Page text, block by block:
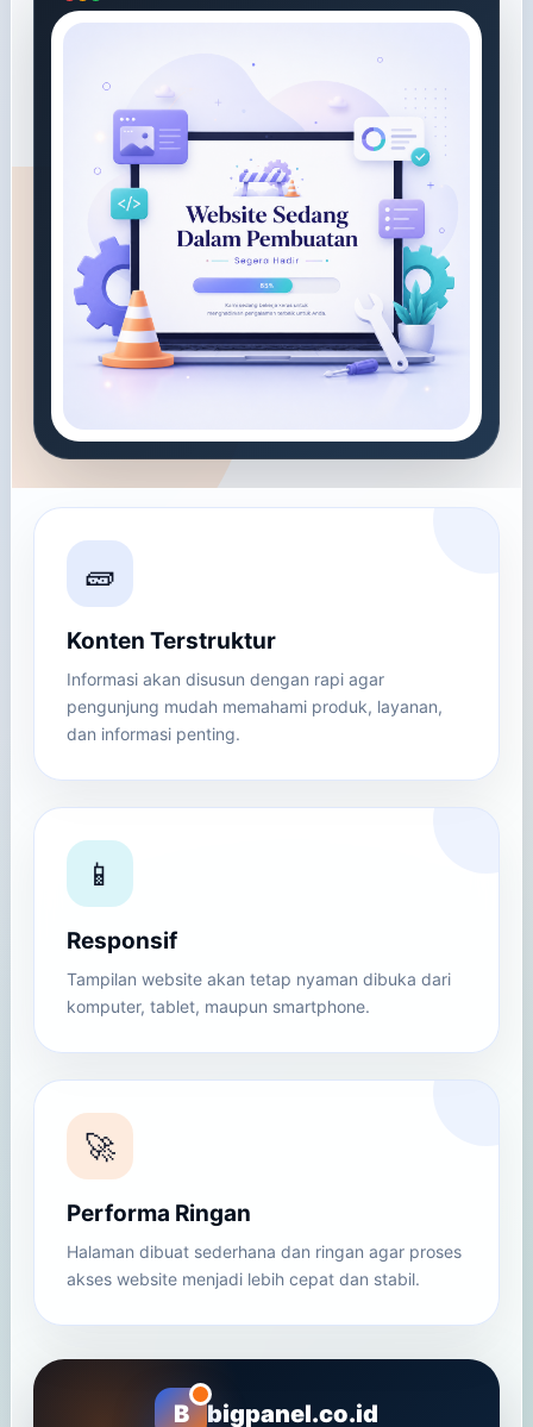
🧱
Konten Terstruktur
Informasi akan disusun dengan rapi agar
pengunjung mudah memahami produk, layanan,
dan informasi penting.
📱
Responsif
Tampilan website akan tetap nyaman dibuka dari
komputer, tablet, maupun smartphone.
🚀
Performa Ringan
Halaman dibuat sederhana dan ringan agar proses
akses website menjadi lebih cepat dan stabil.
B bigpanel.co.id